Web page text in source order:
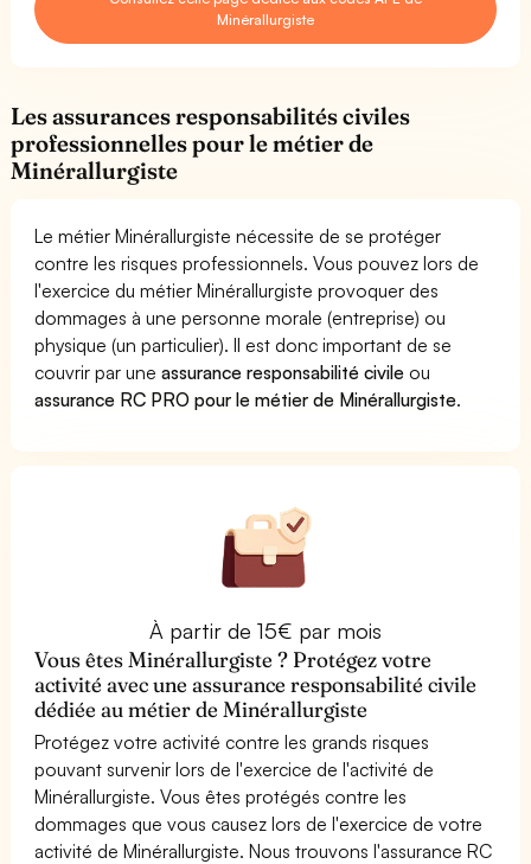
Minérallurgiste
Les assurances responsabilités civiles
professionnelles pour le métier de
Minérallurgiste
Le métier Minérallurgiste nécessite de se protéger
contre les risques professionnels. Vous pouvez lors de
l'exercice du métier Minérallurgiste provoquer des
dommages à une personne morale (entreprise) ou
physique (un particulier). Il est donc important de se
couvrir par uneassurance responsabilité civile ou
assurance RC PRO pour le métier de Minérallurgiste.
À partir de 15€ par mois
Vous êtes Minérallurgiste ? Protégez votre
activité avec une assurance responsabilité civile
dédiée au métier de Minérallurgiste
Protégez votre activité contre les grands risques
pouvant survenir lors de l'exercice de l'activité de
Minérallurgiste. Vous êtes protégés contre les
dommages que vous causez lors de l'exercice de votre
activité de Minérallurgiste. Nous trouvons l'assurance RC